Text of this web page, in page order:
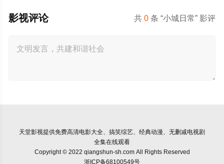
共0 条 “小城日常” 影评
影视评论
天堂影视提供免费高清电影大全、搞笑综艺、经典动漫、无删减电视剧
全集在线观看
Copyright © 2022 qiangshun-sh.com All Rights Reserved
浙ICP备68100549号